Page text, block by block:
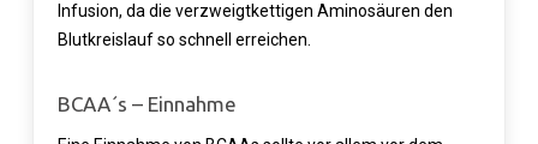
Infusion, da die verzweigtkettigen Aminosäuren den
Blutkreislauf so schnell erreichen.
BCAA´s – Einnahme